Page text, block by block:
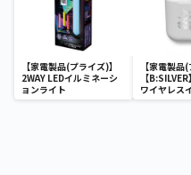
【家電製品(プライズ)】
2WAY LEDイルミネーシ
ョンライト
【家電製品
【
ワイヤレス